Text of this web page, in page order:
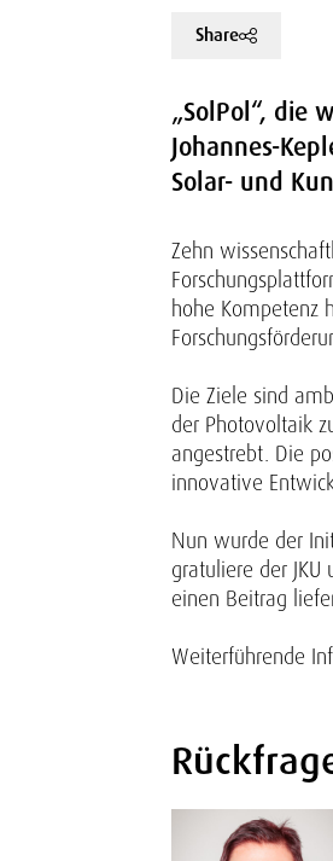
Share
„SolPol“, die
Johannes-
Solar- und
Zehn
hohe Kompetenz
Die Ziele sind
der Photovoltaik
angestrebt. Die
innovative
Nun wurde der
gratuliere der
einen Beitrag
Weiterführende